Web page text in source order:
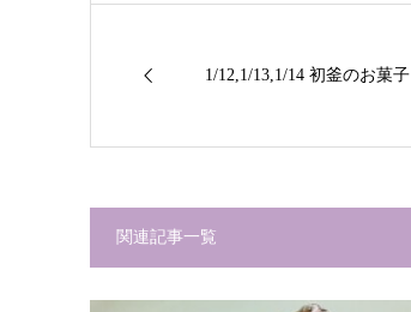
1/12,1/13,1/14 初釜のお菓子
関連記事一覧